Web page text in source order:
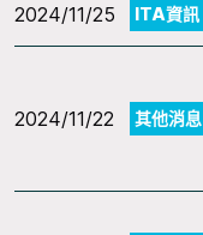
2024/11/25 ITA資訊
2024/11/22 其他消息